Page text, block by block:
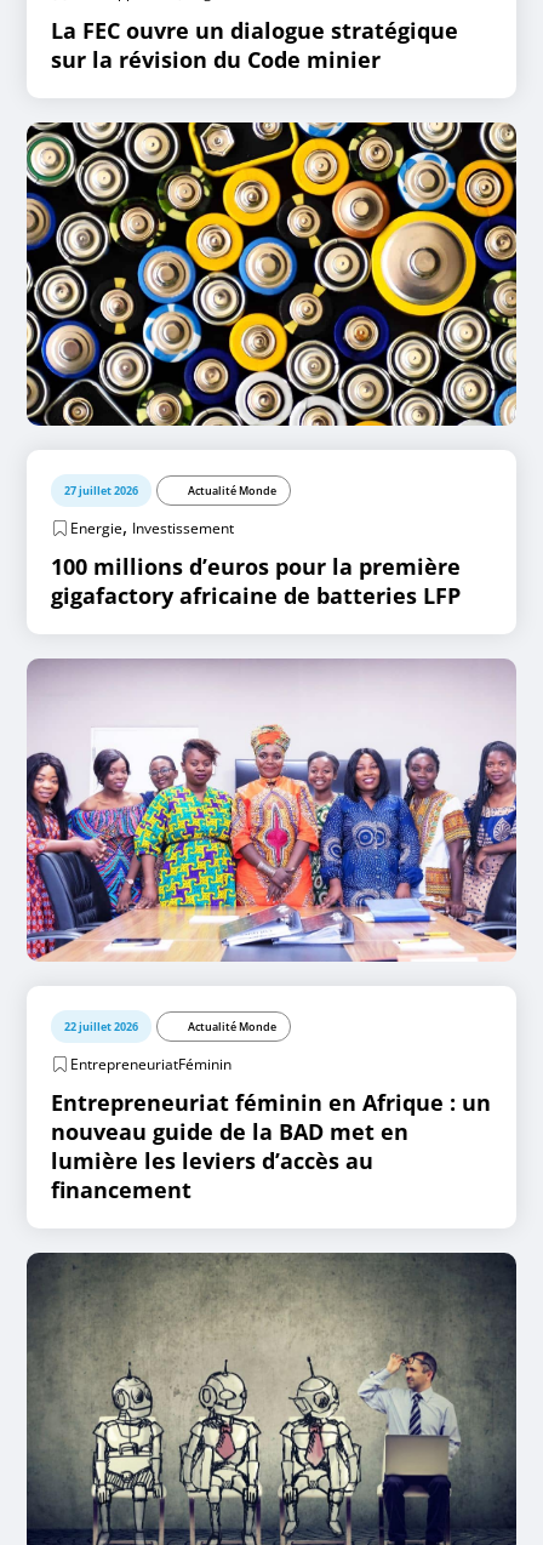
La FEC ouvre un dialogue stratégique
sur la révision du Code minier
27 juillet 2026 Actualité Monde
Energie, Investissement
100 millions d’euros pour la première
gigafactory africaine de batteries LFP
22 juillet 2026 Actualité Monde
EntrepreneuriatFéminin
Entrepreneuriat féminin en Afrique : un
nouveau guide de la BAD met en
lumière les leviers d’accès au
financement